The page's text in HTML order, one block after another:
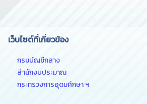
เว็บไซต์ที่เกี่ยวข้อง
กรมบัญชีกลาง
สำนักงบประมาณ
กระทรวงการอุดมศึกษา ฯ